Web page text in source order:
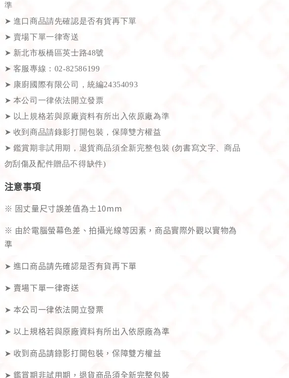
準
➤ 進口商品請先確認是否有貨再下單
➤ 賣場下單一律寄送
➤ 新北市板橋區英士路48號
➤ 客服專線：02-82586199
➤ 康廚國際有限公司，統編24354093
➤ 本公司一律依法開立發票
➤ 以上規格若與原廠資料有所出入依原廠為準
➤ 收到商品請錄影打開包裝，保障雙方權益
➤ 鑑賞期非試用期，退貨商品須全新完整包裝 (勿書寫文字、商品
勿刮傷及配件贈品不得缺件)
注意事項
※ 固丈量尺寸誤差值為±10mm
※ 由於電腦螢幕色差、拍攝光線等因素，商品實際外觀以實物為
準
➤ 進口商品請先確認是否有貨再下單
➤ 賣場下單一律寄送
➤ 本公司一律依法開立發票
➤ 以上規格若與原廠資料有所出入依原廠為準
➤ 收到商品請錄影打開包裝，保障雙方權益
➤ 鑑賞期非試用期，退貨商品須全新完整包裝